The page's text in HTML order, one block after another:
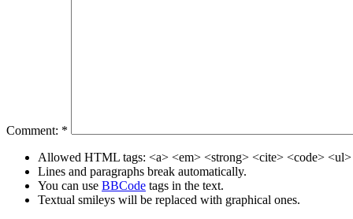
Comment: *
Allowed HTML tags: <a> <em> <strong> <cite> <code>
Lines and paragraphs break automatically.
You can use BBCode tags in the text.
Textual smileys will be replaced with graphical ones.